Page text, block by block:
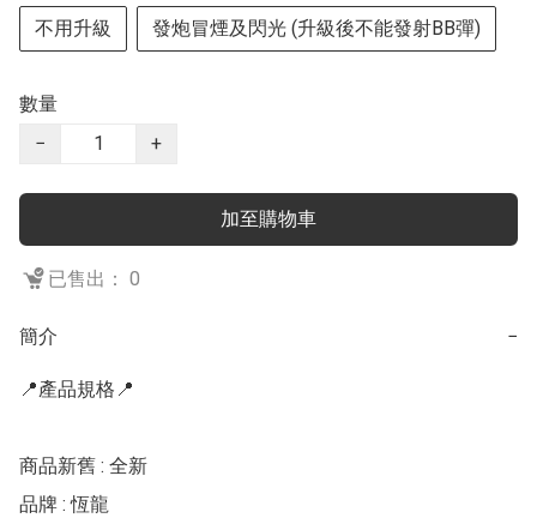
不用升級
發炮冒煙及閃光 (升級後不能發射BB彈)
數量
−
+
加至購物車
已售出： 0
簡介 −
📍產品規格📍
商品新舊 : 全新
品牌 : 恆龍